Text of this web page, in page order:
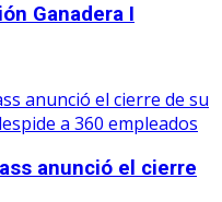
Ganadera I
anunció el cierre